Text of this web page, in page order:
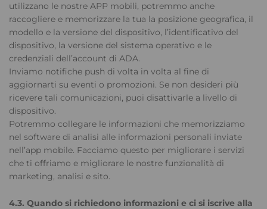
utilizzano le nostre APP mobili, potremmo anche
raccogliere e memorizzare la tua la posizione geografica, il
modello e la versione del dispositivo, l’identificativo del
dispositivo, la versione del sistema operativo e le
credenziali dell’account di ADA.
Inviamo notifiche push di volta in volta al fine di
aggiornarti su eventi o promozioni. Se non desideri più
ricevere tali comunicazioni, puoi disattivarle a livello di
dispositivo.
Potremmo collegare le informazioni che memorizziamo
nel software di analisi alle informazioni personali inviate
nell’app mobile. Facciamo questo per migliorare i servizi
che ti offriamo e migliorare le nostre funzionalità di
marketing, analisi e sito.
4.3. Quando si richiedono informazioni e ci si iscrive alla